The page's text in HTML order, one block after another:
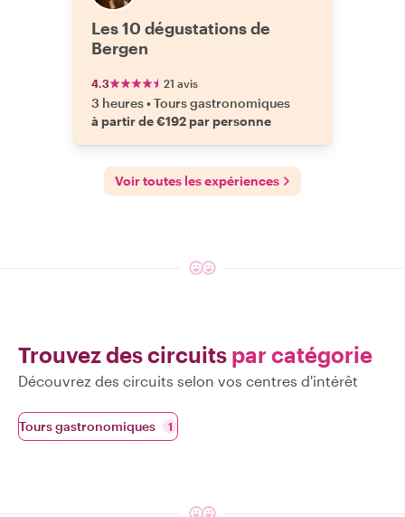
Les 10 dégustations de
Bergen
4.3 21 avis
3 heures•Tours gastronomiques
à partir de €192 par personne
Voir toutes les expériences
Trouvez des circuits par catégorie
Découvrez des circuits selon vos centres d'intérêt
Tours gastronomiques 1